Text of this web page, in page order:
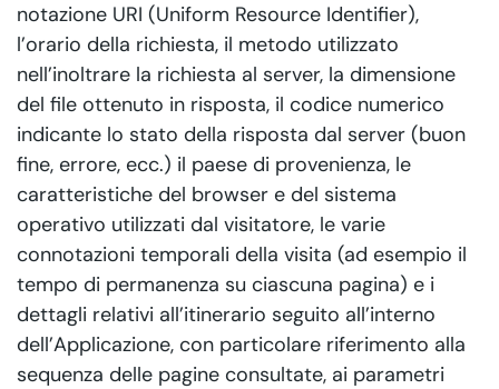
notazione URI (Uniform Resource Identifier),
l’orario della richiesta, il metodo utilizzato
nell’inoltrare la richiesta al server, la dimensione
del file ottenuto in risposta, il codice numerico
indicante lo stato della risposta dal server (buon
fine, errore, ecc.) il paese di provenienza, le
caratteristiche del browser e del sistema
operativo utilizzati dal visitatore, le varie
connotazioni temporali della visita (ad esempio il
tempo di permanenza su ciascuna pagina) e i
dettagli relativi all’itinerario seguito all’interno
dell’Applicazione, con particolare riferimento alla
sequenza delle pagine consultate, ai parametri